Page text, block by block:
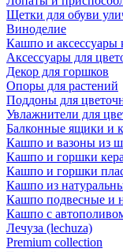
Щетки для обуви
Виноделие
Кашпо и аксессуары
Аксессуары для
Декор для горшков
Опоры для растений
Поддоны для
Увлажнители для
Балконные ящики и
Кашпо и вазоны из
Кашпо и горшки
Кашпо и горшки
Кашпо из
Кашпо подвесные и
Кашпо с
Лечуза (lechuza)
Premium collection